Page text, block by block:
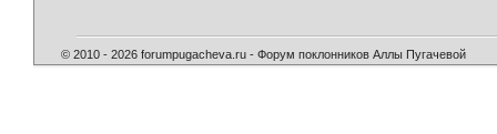
© 2010 - 2026 forumpugacheva.ru - Форум поклонников Аллы Пугачевой